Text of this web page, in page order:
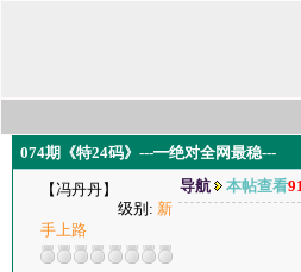
074期《特24码》---━绝对全网最稳---
【冯丹丹】
级别: 新
手上路
导航 本帖查看